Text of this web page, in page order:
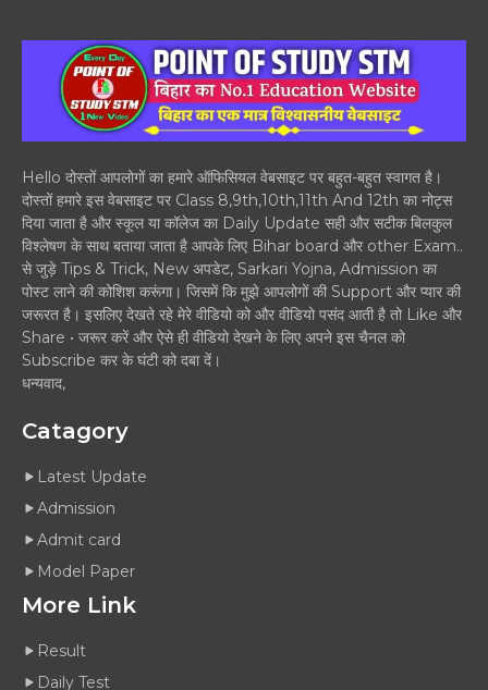
Hello दोस्तों आपलोगों का हमारे ऑफिसियल वेबसाइट पर बहुत-बहुत स्वागत है।
दोस्तों हमारे इस वेबसाइट पर Class 8,9th,10th,11th And 12th का नोट्स
दिया जाता है और स्कूल या कॉलेज का Daily Update सही और सटीक बिलकुल
विश्लेषण के साथ बताया जाता है आपके लिए Bihar board और other Exam..
से जुड़े Tips & Trick, New अपडेट, Sarkari Yojna, Admission का
पोस्ट लाने की कोशिश करूंगा। जिसमें कि मुझे आपलोगों की Support और प्यार की
जरूरत है। इसलिए देखते रहे मेरे वीडियो को और वीडियो पसंद आती है तो Like और
Share • जरूर करें और ऐसे ही वीडियो देखने के लिए अपने इस चैनल को
Subscribe कर के घंटी को दबा दें।
धन्यवाद,
Catagory
Latest Update
Admission
Admit card
Model Paper
More Link
Result
Daily Test